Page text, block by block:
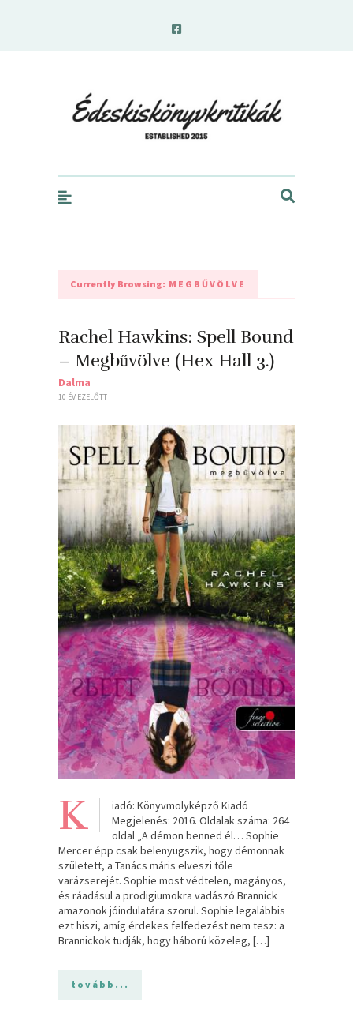
Currently Browsing: MEGBŰVÖLVE
Rachel Hawkins: Spell Bound
– Megbűvölve (Hex Hall 3.)
Dalma
10 ÉV EZELŐTT
K
iadó: Könyvmolyképző Kiadó
Megjelenés: 2016. Oldalak száma: 264
oldal „A démon benned él… Sophie
Mercer épp csak belenyugszik, hogy démonnak
született, a Tanács máris elveszi tőle
varázserejét. Sophie most védtelen, magányos,
és ráadásul a prodigiumokra vadászó Brannick
amazonok jóindulatára szorul. Sophie legalábbis
ezt hiszi, amíg érdekes felfedezést nem tesz: a
Brannickok tudják, hogy háború közeleg, […]
tovább...